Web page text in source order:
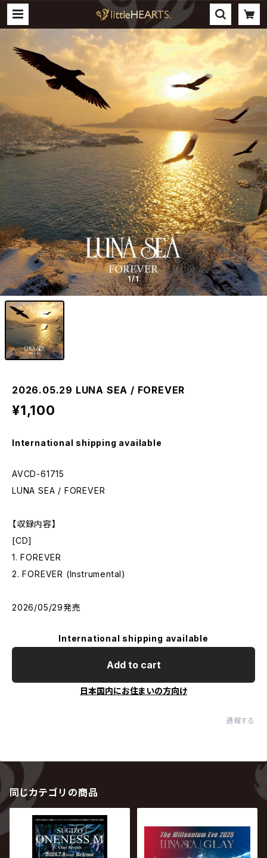
1/1
2026.05.29 LUNA SEA / FOREVER
¥1,100
International shipping available
AVCD-61715
LUNA SEA / FOREVER
【収録内容】
[CD]
1. FOREVER
2. FOREVER (Instrumental)
2026/05/29発売
International shipping available
Add to cart
日本国内にお住まいの方向け
通報する
同じカテゴリの商品